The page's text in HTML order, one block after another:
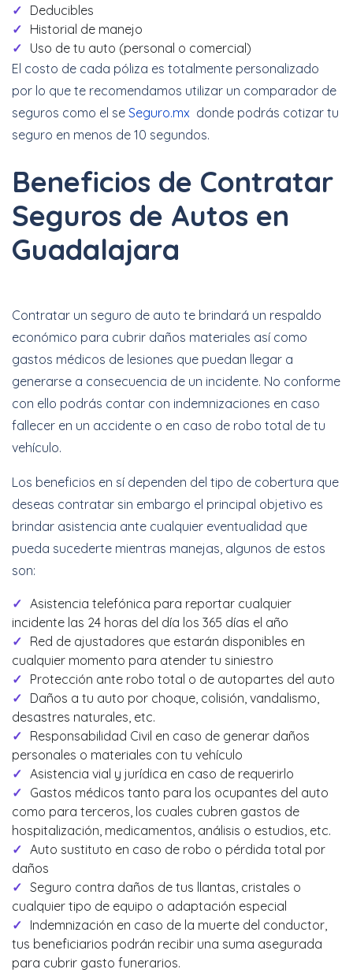
Deducibles
Historial de manejo
Uso de tu auto (personal o comercial)
El costo de cada póliza es totalmente personalizado
por lo que te recomendamos utilizar un comparador de
seguros como el se Seguro.mx donde podrás cotizar tu
seguro en menos de 10 segundos.
Beneficios de Contratar
Seguros de Autos en
Guadalajara
Contratar un seguro de auto te brindará un respaldo
económico para cubrir daños materiales así como
gastos médicos de lesiones que puedan llegar a
generarse a consecuencia de un incidente. No conforme
con ello podrás contar con indemnizaciones en caso
fallecer en un accidente o en caso de robo total de tu
vehículo.
Los beneficios en sí dependen del tipo de cobertura que
deseas contratar sin embargo el principal objetivo es
brindar asistencia ante cualquier eventualidad que
pueda sucederte mientras manejas, algunos de estos
son:
Asistencia telefónica para reportar cualquier
incidente las 24 horas del día los 365 días el año
Red de ajustadores que estarán disponibles en
cualquier momento para atender tu siniestro
Protección ante robo total o de autopartes del auto
Daños a tu auto por choque, colisión, vandalismo,
desastres naturales, etc.
Responsabilidad Civil en caso de generar daños
personales o materiales con tu vehículo
Asistencia vial y jurídica en caso de requerirlo
Gastos médicos tanto para los ocupantes del auto
como para terceros, los cuales cubren gastos de
hospitalización, medicamentos, análisis o estudios, etc.
Auto sustituto en caso de robo o pérdida total por
daños
Seguro contra daños de tus llantas, cristales o
cualquier tipo de equipo o adaptación especial
Indemnización en caso de la muerte del conductor,
tus beneficiarios podrán recibir una suma asegurada
para cubrir gasto funerarios.